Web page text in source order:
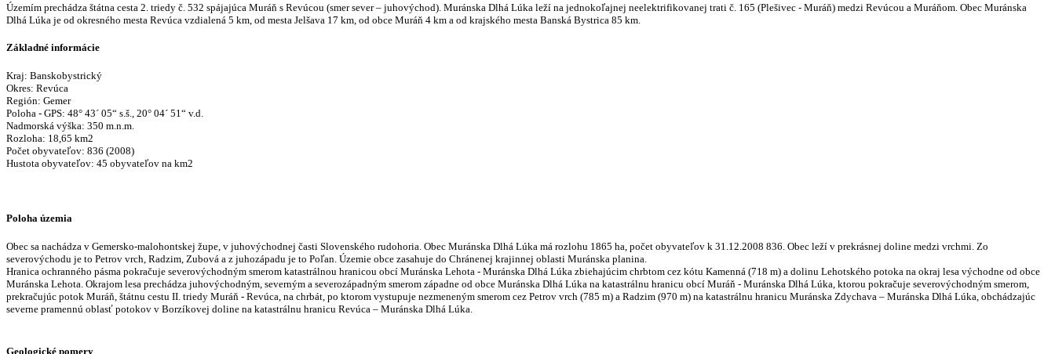
Územím prechádza štátna cesta 2. triedy č. 532 spájajúca Muráň s Revúcou (smer sever – juhovýchod). Muránska Dlhá Lúka leží na jednokoľajnej neelektrifikovanej trati č. 165 (Plešivec - Muráň) medzi Revúcou a Muráňom. Obec Muránska
Dlhá Lúka je od okresného mesta Revúca vzdialená 5 km, od mesta Jelšava 17 km, od obce Muráň 4 km a od krajského mesta Banská Bystrica 85 km.
Základné informácie
Kraj: Banskobystrický
Okres: Revúca
Región: Gemer
Poloha - GPS: 48° 43´ 05“ s.š., 20° 04´ 51“ v.d.
Nadmorská výška: 350 m.n.m.
Rozloha: 18,65 km2
Počet obyvateľov: 836 (2008)
Hustota obyvateľov: 45 obyvateľov na km2
Poloha územia
Obec sa nachádza v Gemersko-malohontskej župe, v juhovýchodnej časti Slovenského rudohoria. Obec Muránska Dlhá Lúka má rozlohu 1865 ha, počet obyvateľov k 31.12.2008 836. Obec leží v prekrásnej doline medzi vrchmi. Zo
severovýchodu je to Petrov vrch, Radzim, Zubová a z juhozápadu je to Poľan. Územie obce zasahuje do Chránenej krajinnej oblasti Muránska planina.
Hranica ochranného pásma pokračuje severovýchodným smerom katastrálnou hranicou obcí Muránska Lehota - Muránska Dlhá Lúka zbiehajúcim chrbtom cez kótu Kamenná (718 m) a dolinu Lehotského potoka na okraj lesa východne od obce
Muránska Lehota. Okrajom lesa prechádza juhovýchodným, severným a severozápadným smerom západne od obce Muránska Dlhá Lúka na katastrálnu hranicu obcí Muráň - Muránska Dlhá Lúka, ktorou pokračuje severovýchodným smerom,
prekračujúc potok Muráň, štátnu cestu II. triedy Muráň - Revúca, na chrbát, po ktorom vystupuje nezmeneným smerom cez Petrov vrch (785 m) a Radzim (970 m) na katastrálnu hranicu Muránska Zdychava – Muránska Dlhá Lúka, obchádzajúc
severne pramennú oblasť potokov v Borzíkovej doline na katastrálnu hranicu Revúca – Muránska Dlhá Lúka.
Geologické pomery